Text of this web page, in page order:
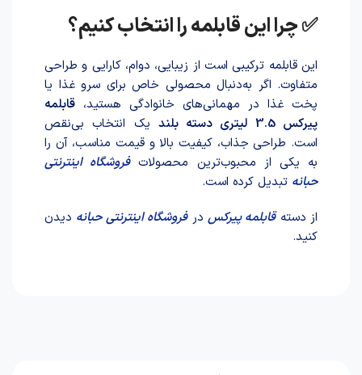
✅ چرا این قابلمه را انتخاب کنیم؟
این قابلمه ترکیبی است از زیبایی، دوام، کارایی و طراحی
متفاوت. اگر به‌دنبال محصولی خاص برای سرو غذا یا
پخت غذا در مهمانی‌های خانوادگی هستید، قابلمه
پیرکس 3.5 لیتر‌ی دسته بلند
یک انتخاب بی‌نقص
است. طراحی جذاب، کیفیت بالا و قیمت مناسب، آن را
به یکی از محبوب‌ترین محصولاتفروشگاه اینترنتی
حبانه تبدیل کرده است.
از دستهقابلمه پیرکس درفروشگاه اینترنتی حبانه دیدن
کنید.